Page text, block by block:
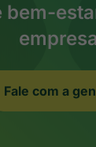
bem-
empresa
Fale com a